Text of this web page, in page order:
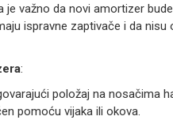
je važno da novi amortizer
ispravne zaptivače i da
:
položaj na nosačima
pomoću vijaka ili okova.